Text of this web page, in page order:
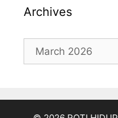
Archives
Archives